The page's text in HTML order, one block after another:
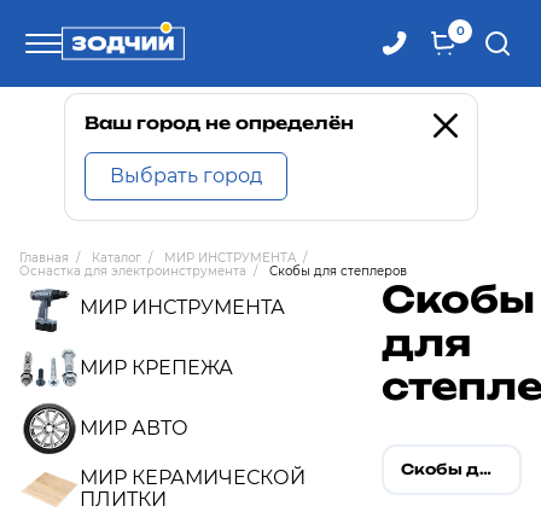
0
Телефоны
8 800 100-71-71
8 (4242) 30-00-27
8 (4242) 30-00-72
Ваш город не определён
Выбрать город
Главная / Каталог / МИР ИНСТРУМЕНТА /
Оснастка для электроинструмента / Скобы для степлеров
МИР ИНСТРУМЕНТА
МИР КРЕПЕЖА
МИР АВТО
МИР КЕРАМИЧЕСКОЙ
ПЛИТКИ
Скобы
для
Скобы для степлеров